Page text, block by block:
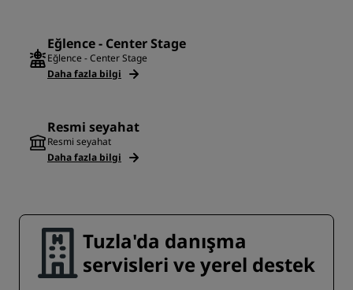
Eğlence - Center Stage
Eğlence - Center Stage
Daha fazla bilgi
Resmi seyahat
Resmi seyahat
Daha fazla bilgi
Tuzla'da danışma
servisleri ve yerel destek